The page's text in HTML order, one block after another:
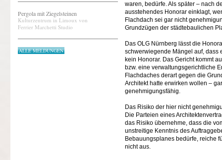
Pergola mit Ziegelsteinen
Kulturzentrum in Limoux von
Ferrier Marchetti Studio
ALLE MELDUNGEN
waren, bedürfe. Als später – nach
ausstehendes Honorar einklagt,
Flachdach sei gar nicht
Grundzügen der städtebaulichen
Das OLG Nürnberg lässt die
schwerwiegende Mängel auf, dass
kein Honorar. Das Gericht kommt
bzw. eine verwaltungsgerichtliche
Flachdaches derart gegen die
Architekt hatte erwirken wollen –
genehmigungsfähig.
Das Risiko der hier nicht
Die Parteien eines
das Risiko übernehme, dass die
unstreitige Kenntnis des
Bebauungsplanes bedürfe, reiche
nicht aus.